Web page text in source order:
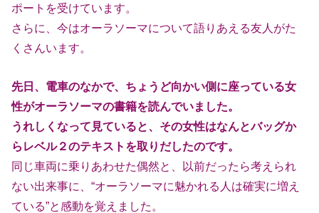
ポートを受けています。
さらに、今はオーラソーマについて語りあえる友人がた
くさんいます。
先日、電車のなかで、ちょうど向かい側に座っている女
性がオーラソーマの書籍を読んでいました。
うれしくなって見ていると、その女性はなんとバッグか
らレベル２のテキス トを取りだしたのです。
同じ車両に乗りあわせた偶然と、以前だったら考えられ
ない出来事に、“オーラソーマに魅かれる人は確実に増え
ている”と感動を覚えました。